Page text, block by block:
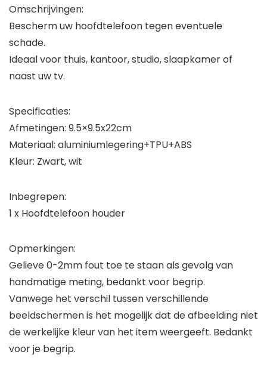
Omschrijvingen:
Bescherm uw hoofdtelefoon tegen eventuele
schade.
Ideaal voor thuis, kantoor, studio, slaapkamer of
naast uw tv.
Specificaties:
Afmetingen: 9.5×9.5x22cm
Materiaal: aluminiumlegering+TPU+ABS
Kleur: Zwart, wit
Inbegrepen:
1 x Hoofdtelefoon houder
Opmerkingen:
Gelieve 0-2mm fout toe te staan als gevolg van
handmatige meting, bedankt voor begrip.
Vanwege het verschil tussen verschillende
beeldschermen is het mogelijk dat de afbeelding niet
de werkelijke kleur van het item weergeeft. Bedankt
voor je begrip.